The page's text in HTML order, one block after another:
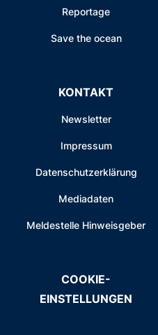
Reportage
Save the ocean
KONTAKT
Newsletter
Impressum
Datenschutzerklärung
Mediadaten
Meldestelle Hinweisgeber
COOKIE-
EINSTELLUNGEN